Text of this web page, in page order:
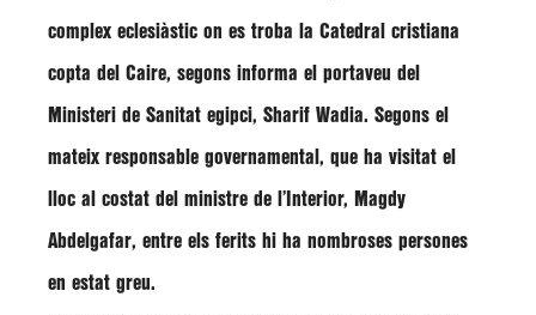
complex eclesiàstic on es troba la Catedral cristiana
copta del Caire, segons informa el portaveu del
Ministeri de Sanitat egipci, Sharif Wadia. Segons el
mateix responsable governamental, que ha visitat el
lloc al costat del ministre de l’Interior, Magdy
Abdelgafar, entre els ferits hi ha nombroses persones
en estat greu.